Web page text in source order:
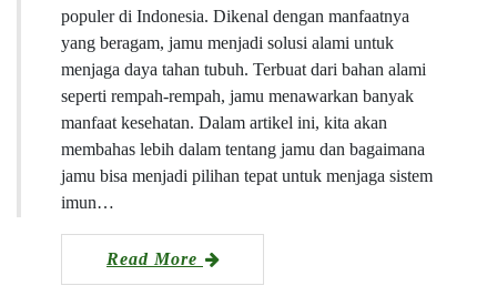
populer di Indonesia. Dikenal dengan manfaatnya
yang beragam, jamu menjadi solusi alami untuk
menjaga daya tahan tubuh. Terbuat dari bahan alami
seperti rempah-rempah, jamu menawarkan banyak
manfaat kesehatan. Dalam artikel ini, kita akan
membahas lebih dalam tentang jamu dan bagaimana
jamu bisa menjadi pilihan tepat untuk menjaga sistem
imun…
Read More